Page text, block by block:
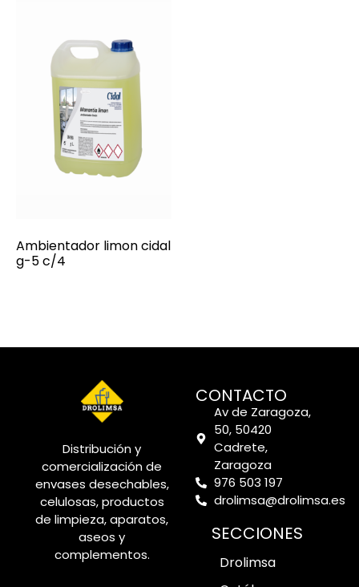
Ambientador limon cidal
g-5 c/4
Distribución y
comercialización de
envases desechables,
celulosas, productos
de limpieza, aparatos,
aseos y
complementos.
CONTACTO
Av de Zaragoza,
50, 50420
Cadrete,
Zaragoza
976 503 197
drolimsa@drolimsa.es
SECCIONES
Drolimsa